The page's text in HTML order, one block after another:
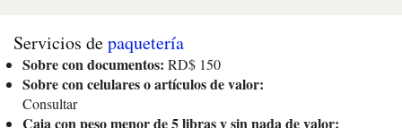
Servicios depaquetería
Sobre con documentos: RD$ 150
Sobre con celulares o artículos de valor:
Consultar
Caja con peso menor de 5 libras y sin nada de valor: